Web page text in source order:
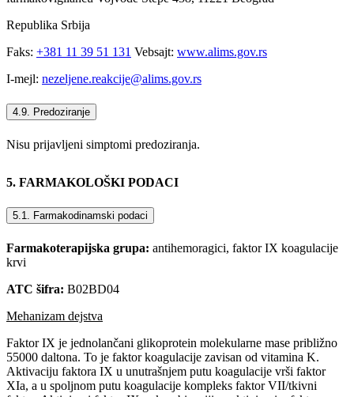
Republika Srbija
Faks: +381 11 39 51 131 Vebsajt: www.alims.gov.rs
I-mejl: nezeljene.reakcije@alims.gov.rs
4.9. Predoziranje
Nisu prijavljeni simptomi predoziranja.
5. FARMAKOLOŠKI PODACI
5.1. Farmakodinamski podaci
Farmakoterapijska grupa: antihemoragici, faktor IX koagulacije
krvi
ATC šifra: B02BD04
Mehanizam dejstva
Faktor IX je jednolančani glikoprotein molekularne mase približno
55000 daltona. To je faktor koagulacije zavisan od vitamina K.
Aktivaciju faktora IX u unutrašnjem putu koagulacije vrši faktor
XIa, a u spoljnom putu koagulacije kompleks faktor VII/tkivni